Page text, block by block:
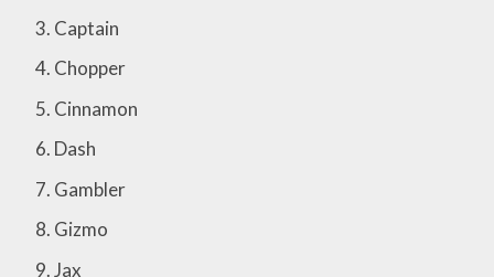
Captain
Chopper
Cinnamon
Dash
Gambler
Gizmo
Jax